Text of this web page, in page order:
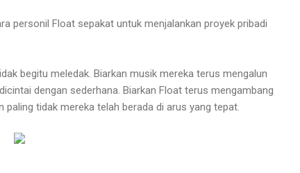
personil Float sepakat untuk menjalankan proyek pribadi
begitu meledak. Biarkan musik mereka terus mengalun
dengan sederhana. Biarkan Float terus mengambang
tidak mereka telah berada di arus yang tepat.